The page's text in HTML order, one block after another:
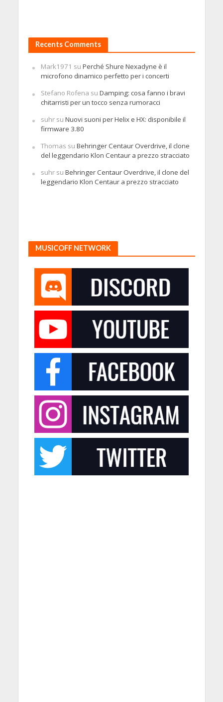
Recents Comments
Mark1971 su Perché Shure Nexadyne è il
microfono dinamico perfetto per i concerti
Stefano Rofena su Damping: cosa fanno i bravi
chitarristi per un tocco senza rumoracci
suhrsu Nuovi suoni per Helix e HX: disponibile il
firmware 3.80
Thomas su Behringer Centaur Overdrive, il clone
del leggendario Klon Centaur a prezzo stracciato
suhrsu Behringer Centaur Overdrive, il clone del
leggendario Klon Centaur a prezzo stracciato
MUSICOFF NETWORK